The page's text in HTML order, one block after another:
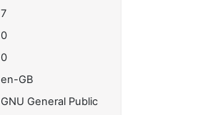
7
0
0
en-GB
GNU General Public